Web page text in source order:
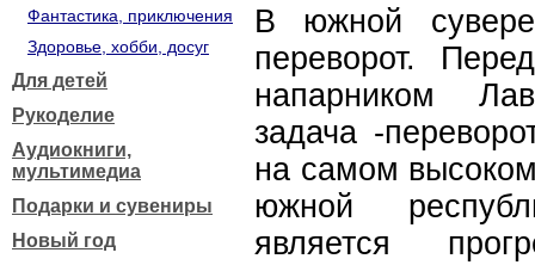
Фантастика, приключения
Здоровье, хобби, досуг
Для детей
Рукоделие
Аудиокниги,
мультимедиа
Подарки и сувениры
Новый год
В южной
переворот.
напарником
задача -
на самом
южной
является